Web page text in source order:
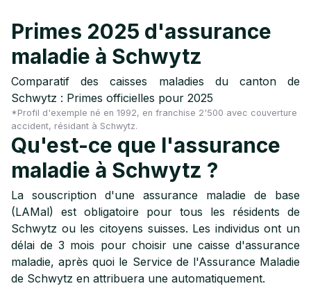
Primes 2025 d'assurance
maladie à Schwytz
Comparatif des caisses maladies du canton de
Schwytz : Primes officielles pour 2025
*Profil d'exemple né en 1992, en franchise 2'500 avec couverture
accident, résidant à Schwytz.
Qu'est-ce que l'assurance
maladie à Schwytz ?
La souscription d'une assurance maladie de base
(LAMal) est obligatoire pour tous les résidents de
Schwytz ou les citoyens suisses. Les individus ont un
délai de 3 mois pour choisir une caisse d'assurance
maladie, après quoi le Service de l'Assurance Maladie
de Schwytz en attribuera une automatiquement.